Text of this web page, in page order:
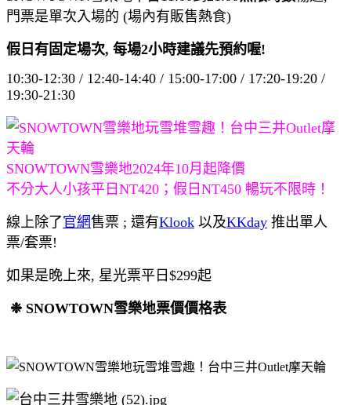
門票是單次入場的 (場內有販售熱食)
假日有固定場次, 每場2小時建議先預約喔!
10:30-12:30 / 12:40-14:40 / 15:00-17:00 / 17:20-19:20 /
19:30-21:30
SNOWTOWN雪樂地2024年10月起降價
不分大人小孩平日NT420；假日NT450 暢玩不限時！
線上除了官網售票 ; 還有Klook 以及KKday 推出單人
票/套票!
如果是晚上來, 星光票平日$299起
❉ SNOWTOWN雪樂地票價價格表